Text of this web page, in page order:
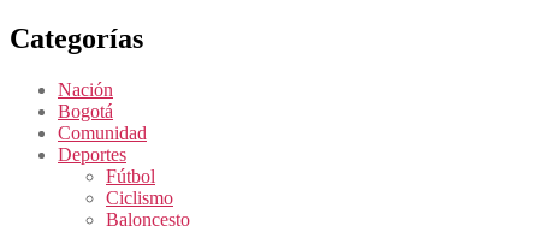
Categorías
Nación
Bogotá
Comunidad
Deportes
Fútbol
Ciclismo
Baloncesto